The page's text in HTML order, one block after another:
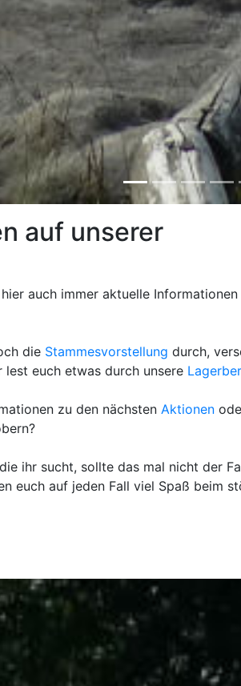
auf unserer
auch immer aktuelle
die Stammesvorstellung durch,
lest euch etwas durch unsere
zu den nächsten Aktionen
ihr sucht, sollte das mal nicht der
euch auf jeden Fall viel Spaß beim